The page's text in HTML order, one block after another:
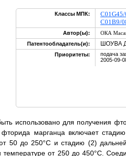
Классы МПК: C01G45/
C01B9/
Автор(ы): ОКА
Патентообладатель(и):
ШОУВА
Приоритеты:
подача
2005-09-
использовано для получения
марганца включает
50 до 250°С и стадию (2)
от 250 до 450°С.